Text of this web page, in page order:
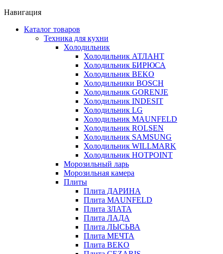
Навигация
Каталог товаров
Техника для кухни
Холодильник
Холодильник АТЛАНТ
Холодильник БИРЮСА
Холодильник BEKO
Холодильники BOSCH
Холодильник GORENJE
Холодильник INDESIT
Холодильник LG
Холодильник MAUNFELD
Холодильник ROLSEN
Холодильник SAMSUNG
Холодильник WILLMARK
Холодильник HOTPOINT
Морозильный ларь
Морозильная камера
Плиты
Плита ДАРИНА
Плита MAUNFELD
Плита ЗЛАТА
Плита ЛАДА
Плита ЛЫСЬВА
Плита МЕЧТА
Плита BEKO